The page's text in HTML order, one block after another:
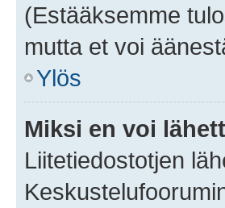
(Estääksemme
mutta et voi
Ylös
Miksi en voi
Liitetiedostotjen